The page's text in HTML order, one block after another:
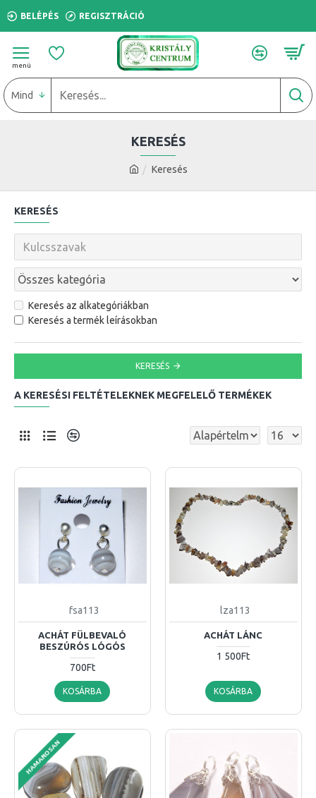
BELÉPÉS REGISZTRÁCIÓ
Mind
Keresés
KERESÉS
KERESÉS
Keresés az alkategóriákban
Keresés a termék leírásokban
KERESÉS
A KERESÉSI FELTÉTELEKNEK MEGFELELŐ TERMÉKEK
fsa113
ACHÁT FÜLBEVALÓ
BESZÚRÓS LÓGÓS
700Ft
KOSÁRBA
lza113
ACHÁT LÁNC
1 500Ft
KOSÁRBA
HAMAROSAN